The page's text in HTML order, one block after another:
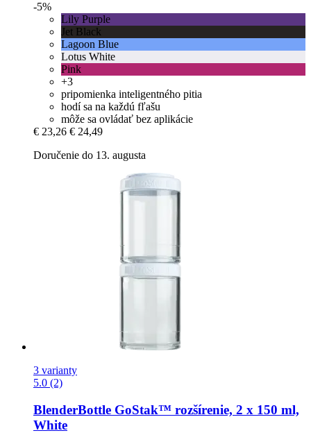
-5%
Lily Purple
Jet Black
Lagoon Blue
Lotus White
Pink
+3
pripomienka inteligentného pitia
hodí sa na každú fľašu
môže sa ovládať bez aplikácie
€ 23,26 € 24,49
Doručenie do 13. augusta
3 varianty
5.0 (2)
BlenderBottle GoStak™ rozšírenie, 2 x 150 ml,
White